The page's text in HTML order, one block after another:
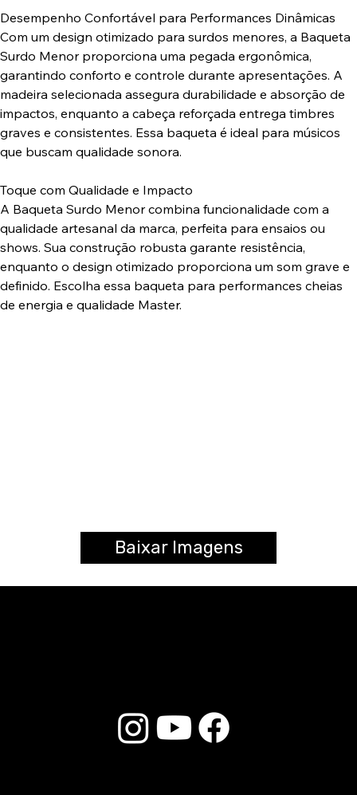
Desempenho Confortável para Performances Dinâmicas
Com um design otimizado para surdos menores, a Baqueta
Surdo Menor proporciona uma pegada ergonômica,
garantindo conforto e controle durante apresentações. A
madeira selecionada assegura durabilidade e absorção de
impactos, enquanto a cabeça reforçada entrega timbres
graves e consistentes. Essa baqueta é ideal para músicos
que buscam qualidade sonora.
Toque com Qualidade e Impacto
A Baqueta Surdo Menor combina funcionalidade com a
qualidade artesanal da marca, perfeita para ensaios ou
shows. Sua construção robusta garante resistência,
enquanto o design otimizado proporciona um som grave e
definido. Escolha essa baqueta para performances cheias
de energia e qualidade Master.
Baixar Imagens